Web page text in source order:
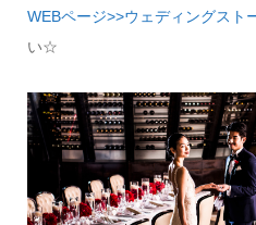
WEBページ>>ウェディングスト
い☆